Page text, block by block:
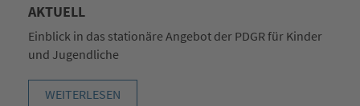
AKTUELL
Einblick in das stationäre Angebot der PDGR für Kinder
und Jugendliche
WEITERLESEN